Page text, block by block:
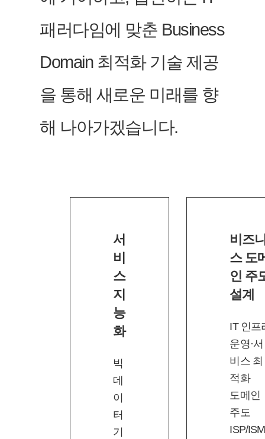
패러다임에 맞춘 Business
Domain 최적화 기술 제공
을 통해 새로운 미래를 향
해 나아가겠습니다.
서
비
스
지
능
화
빅
데
이
터
기
비즈
스 도
인 주
설계
IT 인프
운영·서
비스 최
적화
도메인
주도
ISP/